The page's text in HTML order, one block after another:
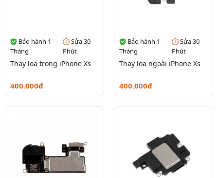
Bảo hành 1
Tháng
Sửa 30
Phút
Thay loa trong iPhone Xs
400.000đ
Bảo hành 1
Tháng
Sửa 30
Phút
Thay loa ngoài iPhone Xs
400.000đ